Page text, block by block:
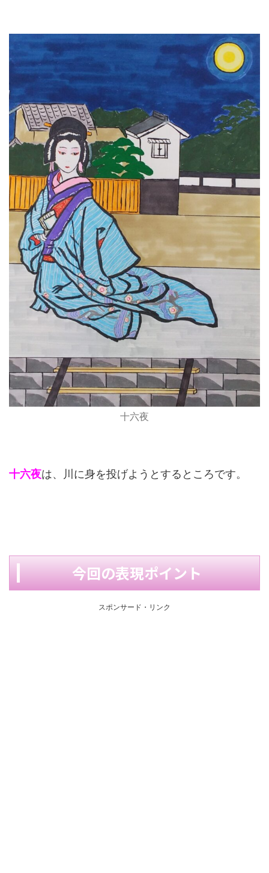
十六夜
十六夜は、川に身を投げようとするところです。
今回の表現ポイント
スポンサード・リンク